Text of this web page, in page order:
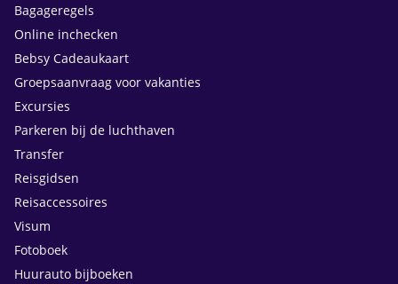
Bagageregels
Online inchecken
Bebsy Cadeaukaart
Groepsaanvraag voor vakanties
Excursies
Parkeren bij de luchthaven
Transfer
Reisgidsen
Reisaccessoires
Visum
Fotoboek
Huurauto bijboeken